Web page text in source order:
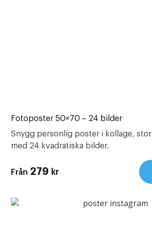
Fotoposter 50×70 – 24 bilder
Snygg personlig poster i kollage,
med 24 kvadratiska bilder.
Från 279 kr